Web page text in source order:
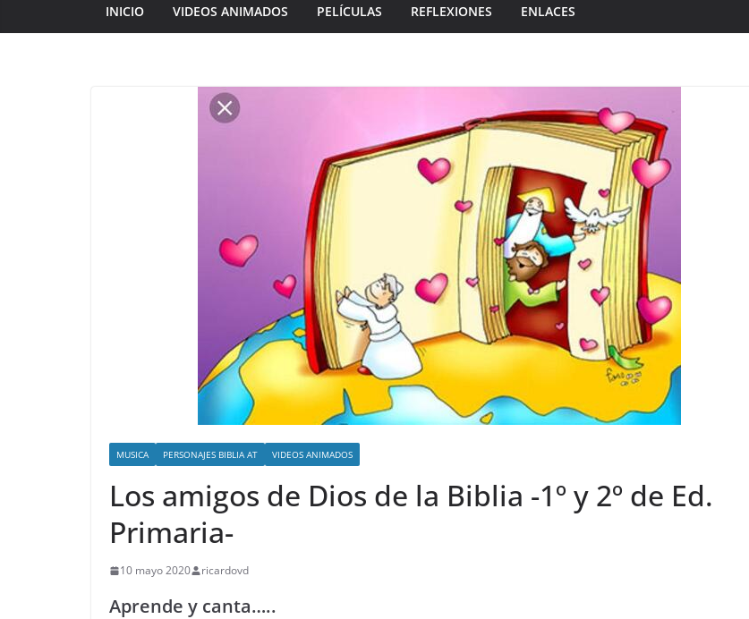
INICIO VIDEOS ANIMADOS PELÍCULAS REFLEXIONES ENLACES
MUSICA PERSONAJES BIBLIA AT VIDEOS ANIMADOS
Los amigos de Dios de la Biblia -1º y 2º de Ed.
Primaria-
10 mayo 2020 ricardovd
Aprende y canta…..